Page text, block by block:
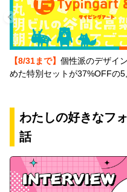
【8/31まで】 個性派のデザイ
めた特別セットが37%OFFの
わたしの好きなフ
話